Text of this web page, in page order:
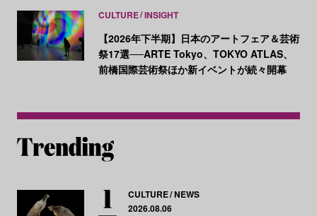
CULTURE INSIGHT
【2026年下半期】日本のアートフェア＆芸術
祭17選──ARTE Tokyo、TOKYO ATLAS、
前橋国際芸術祭ほか新イベントが続々開幕
CULTURE NEWS
2026.08.06